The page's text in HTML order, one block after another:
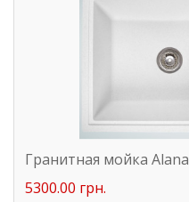
Гранитная мойка Alana
5300.00 грн.